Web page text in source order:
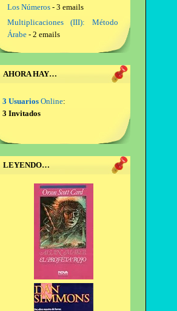
Los Números- 3 emails
Multiplicaciones (III): Método
Árabe- 2 emails
AHORA HAY…
3 Usuarios Online:
3 Invitados
LEYENDO…